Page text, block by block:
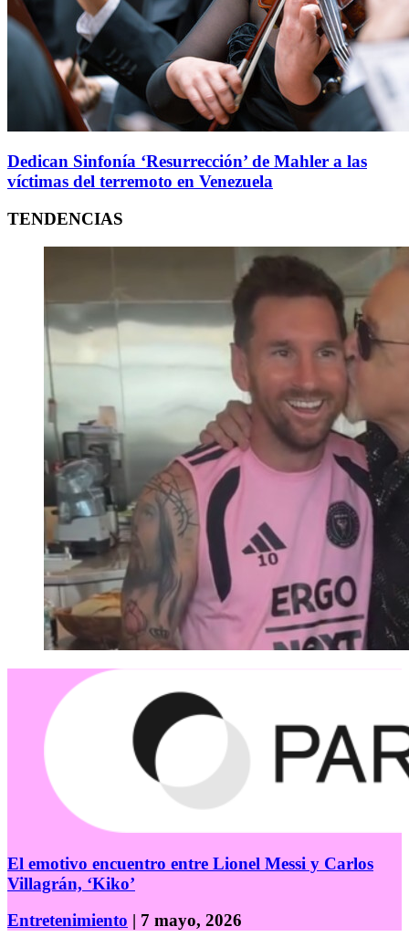
Dedican Sinfonía ‘Resurrección’ de Mahler a las
víctimas del terremoto en Venezuela
TENDENCIAS
El emotivo encuentro entre Lionel Messi y Carlos
Villagrán, ‘Kiko’
Entretenimiento | 7 mayo, 2026